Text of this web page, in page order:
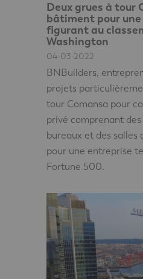
Deux grues à tour
bâtiment pour
figurant au
Washington
04-03-2022
BNBuilders,
projets
tour Comansa pour
privé comprenant
bureaux et des salles
pour une entreprise
Fortune 500.